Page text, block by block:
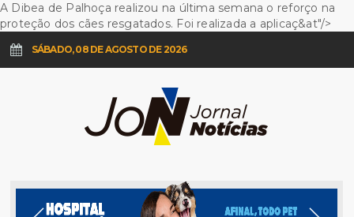
A Dibea de Palhoça realizou na última semana o reforço na
proteção dos cães resgatados. Foi realizada a aplicaç&at"/>
SÁBADO, 08 DE AGOSTO DE 2026